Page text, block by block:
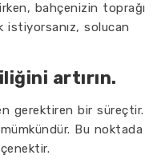
bahçenizin toprağı
istiyorsanız, solucan
artırın.
gerektiren bir süreçtir.
Bu noktada